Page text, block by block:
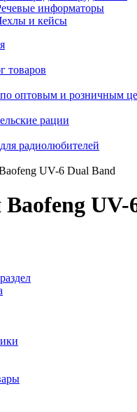
информаторы
и кейсы
товаров
оптовым и розничным
рации
радиолюбителей
UV-6 Dual Band
UV-